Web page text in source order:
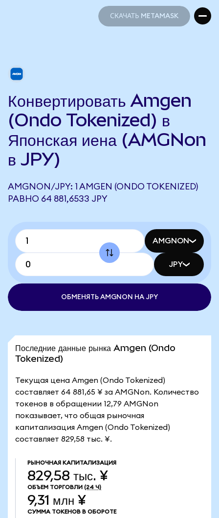
СКАЧАТЬ METAMASK
Конвертировать Amgen
(Ondo Tokenized) в
Японская иена (AMGNon
в JPY)
AMGNON/JPY: 1 AMGEN (ONDO TOKENIZED)
РАВНО 64 881,6533 JPY
AMGNON
JPY
ОБМЕНЯТЬ AMGNON НА JPY
Последние данные рынка Amgen (Ondo
Tokenized)
Текущая цена Amgen (Ondo Tokenized)
составляет 64 881,65 ¥ за AMGNon. Количество
токенов в обращении 12,79 AMGNon
показывает, что общая рыночная
капитализация Amgen (Ondo Tokenized)
составляет 829,58 тыс. ¥.
РЫНОЧНАЯ КАПИТАЛИЗАЦИЯ
829,58 тыс. ¥
ОБЪЕМ ТОРГОВЛИ (24 Ч)
9,31 млн ¥
СУММА ТОКЕНОВ В ОБОРОТЕ